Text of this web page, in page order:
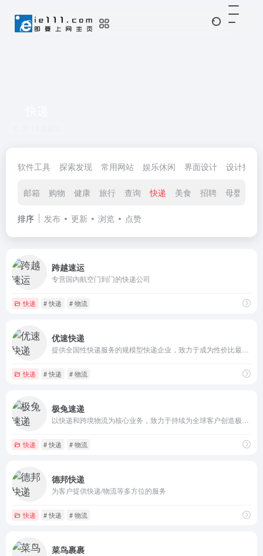
软件工具 探索发现 常用网站 娱乐休闲 界面设计 设计拓展
邮箱 购物 健康 旅行 查询 快递 美食 招聘 母婴
排序 发布 更新 浏览 点赞
跨越速运
专营国内航空门到门的快递公司
快递 # 快递 # 物流
优速快递
快递 # 快递 # 物流
极兔速递
快递 # 快递 # 物流
德邦快递
为客户提供快递/物流等多方位的服务
快递 # 快递 # 物流
菜鸟裹裹